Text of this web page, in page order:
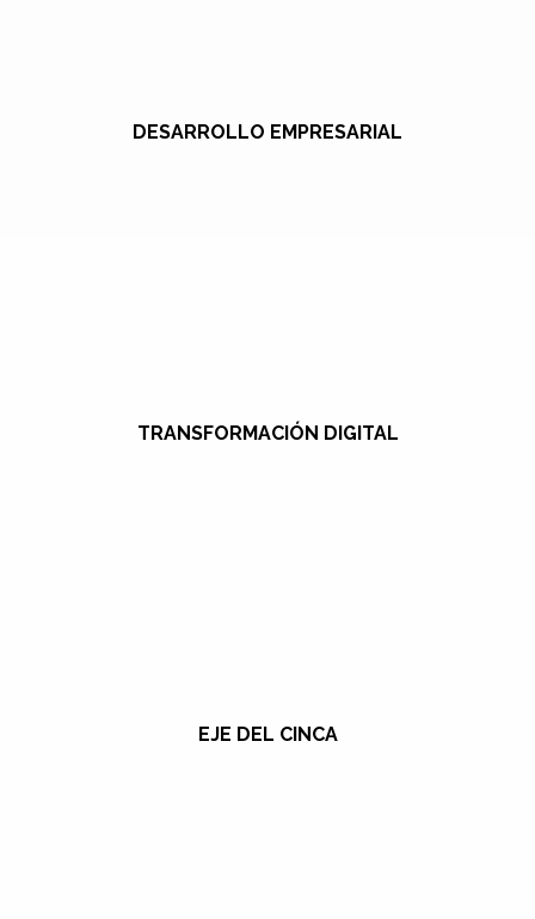
DESARROLLO EMPRESARIAL
TRANSFORMACIÓN DIGITAL
EJE DEL CINCA